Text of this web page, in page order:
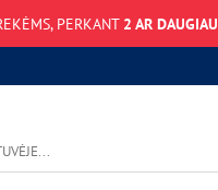
PERKANT 2 AR DAUGIAU